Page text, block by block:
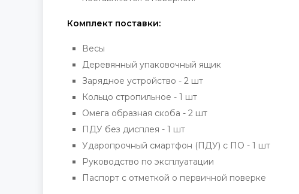
Комплект поставки:
Весы
Деревянный упаковочный ящик
Зарядное устройство - 2 шт
Кольцо стропильное - 1 шт
Омега образная скоба - 2 шт
ПДУ без дисплея - 1 шт
Ударопрочный смартфон (ПДУ) с ПО - 1 шт
Руководство по эксплуатации
Паспорт с отметкой о первичной поверке